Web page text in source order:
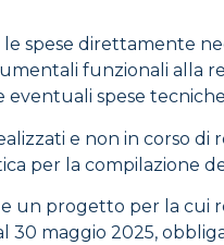
spese direttamente
funzionali alla
eventuali spese
e non in corso di
per la compilazione
un progetto per la cui
30 maggio 2025,